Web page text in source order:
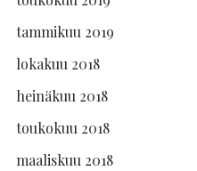
tammikuu 2019
lokakuu 2018
heinäkuu 2018
toukokuu 2018
maaliskuu 2018